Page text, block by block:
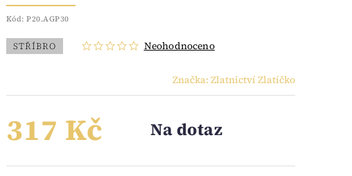
Kód: P20.AGP30
STŘÍBRO Neohodnoceno
Značka: Zlatnictví Zlatíčko
317 Kč Na dotaz